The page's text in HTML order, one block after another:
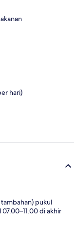
hari)
pukul
di akhir